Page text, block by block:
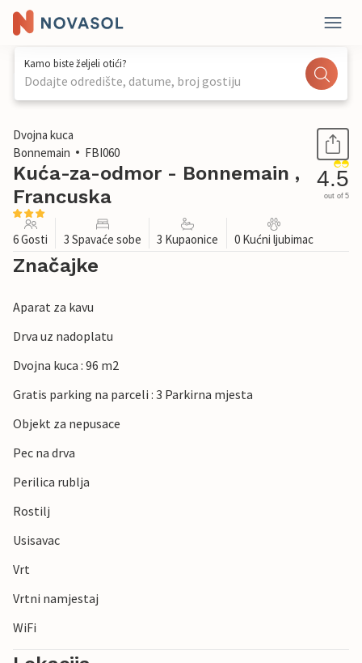
Kamo biste željeli otići?
Dodajte odredište, datume, broj gostiju
1 / 29
Dvojna kuca
Bonnemain
FBI060
Kuća-za-odmor - Bonnemain ,
Francuska
4.5
out of 5
6 Gosti 3 Spavaće sobe 3 Kupaonice 0 Kućni ljubimac
Značajke
Aparat za kavu
Drva uz nadoplatu
Dvojna kuca : 96 m2
Gratis parking na parceli : 3 Parkirna mjesta
Objekt za nepusace
Pec na drva
Perilica rublja
Rostilj
Usisavac
Vrt
Vrtni namjestaj
WiFi